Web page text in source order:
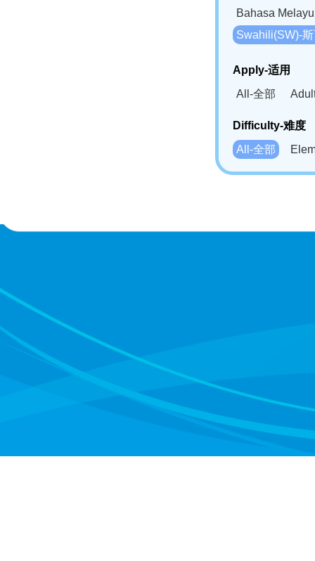
Bahasa
Swahili(SW)-
Apply-适用
All-全部
Difficulty-难度
All-全部